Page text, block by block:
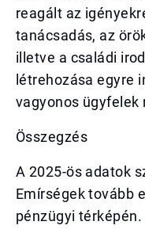
reagált az
tanácsadás, az
illetve a családi
létrehozása egyre
vagyonos ügyfelek
Összegzés
A 2025-ös adatok
Emírségek tovább
pénzügyi